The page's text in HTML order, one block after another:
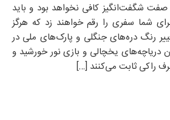
صفت شگفت‌انگیز کافی نخواهد بود و باید
برای شما سفری را رقم خواهند زد که هرگز
رنگ دره‌های جنگلی و پارک‌های ملی در
دریاچه‌های یخچالی و بازی نور خورشید و
راکی ثابت می‌کنند […]